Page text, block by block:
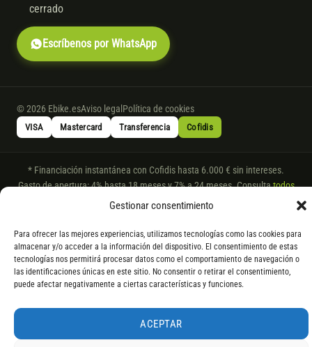
Gestionar consentimiento
Para ofrecer las mejores experiencias, utilizamos tecnologías como las cookies para
almacenar y/o acceder a la información del dispositivo. El consentimiento de estas
tecnologías nos permitirá procesar datos como el comportamiento de navegación o
las identificaciones únicas en este sitio. No consentir o retirar el consentimiento,
puede afectar negativamente a ciertas características y funciones.
ACEPTAR
cerrado
Escríbenos por WhatsApp
© 2026 Ebike.esAviso legal Política de cookies
VISA Mastercard Transferencia Cofidis
* Financiación instantánea con Cofidis hasta 6.000 € sin intereses.
Gasto de apertura: 4% hasta 18 meses y 7% a 24 meses. Consultatodos
los detalles
por WhatsApp.
pago; los de bajo pedido se confirman con un asesor. Si no fuera posible
servir el producto, se devuelve el importe sin coste. La información de
componentes es orientativa; los fabricantes pueden sustituir elementos
por otros equivalentes o superiores.